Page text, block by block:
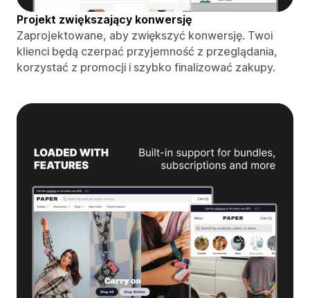
Projekt zwiększający konwersję
Zaprojektowane, aby zwiększyć konwersję. Twoi
klienci będą czerpać przyjemność z przeglądania,
korzystać z promocji i szybko finalizować zakupy.